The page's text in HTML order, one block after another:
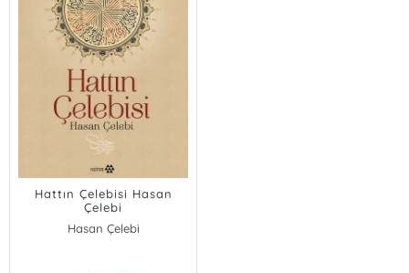
Hattın Çelebisi Hasan
Çelebi
Hasan Çelebi